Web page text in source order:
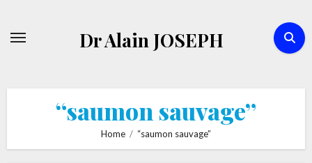
Dr Alain JOSEPH
“saumon sauvage”
Home “saumon sauvage”